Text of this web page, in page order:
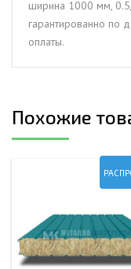
0.5/0.5,
толщина
мм,
ширина 1000 мм,
гарантированно по
оплаты.
Похожие